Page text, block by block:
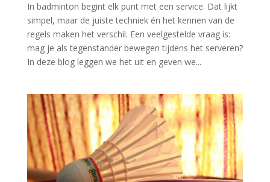
In badminton begint elk punt met een service. Dat lijkt
simpel, maar de juiste techniek én het kennen van de
regels maken het verschil. Een veelgestelde vraag is:
mag je als tegenstander bewegen tijdens het serveren?
In deze blog leggen we het uit en geven we...